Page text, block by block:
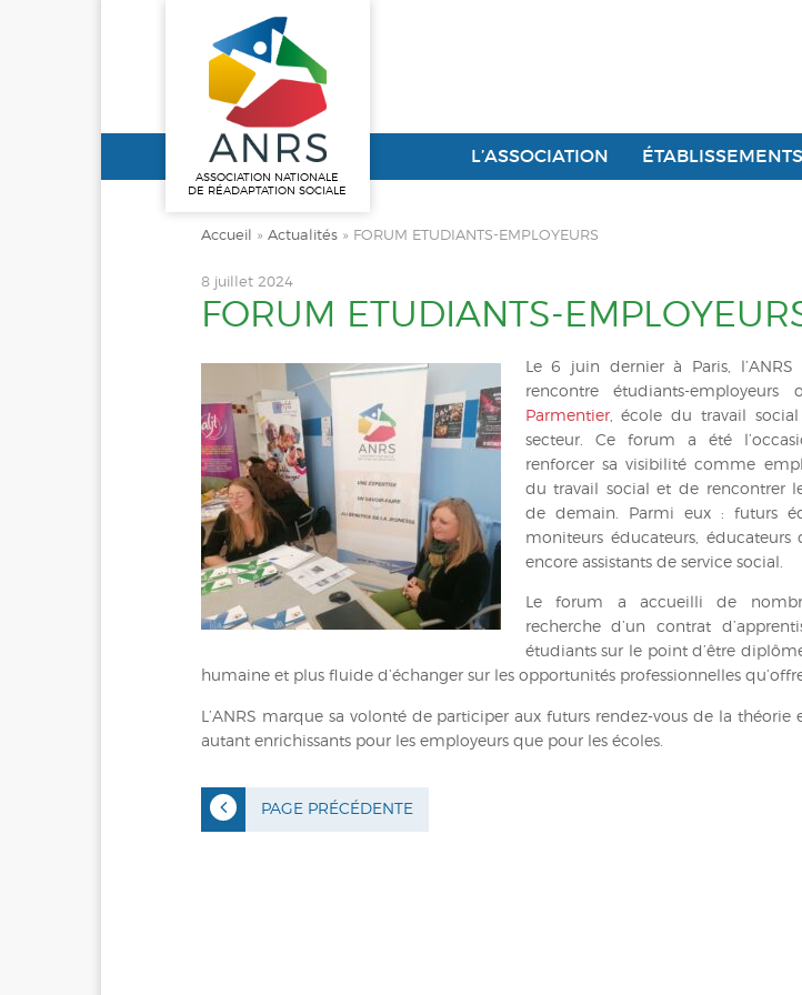
ASSOCIATION NATIONALE
DE RÉADAPTATION SOCIALE
L’ASSOCIATION
Accueil » Actualités » FORUM ETUDIANTS-EMPLOYEURS
8 juillet 2024
FORUM ETUDIANTS-
Le 6 juin dernier à Paris,
rencontre étudiants-employeurs
Parmentier, école du travail
secteur. Ce forum a été
renforcer sa visibilité comme
du travail social et de rencontrer
de demain. Parmi eux : futurs
moniteurs éducateurs, éducateurs
encore assistants de service social.
Le forum a accueilli de
recherche d’un contrat
étudiants sur le point d’être
humaine et plus fluide d’échanger sur les opportunités professionnelles
L’ANRS marque sa volonté de participer aux futurs rendez-vous de la
autant enrichissants pour les employeurs que pour les écoles.
PAGE PRÉCÉDENTE